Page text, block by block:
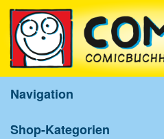
Navigation
Shop-Kategorien